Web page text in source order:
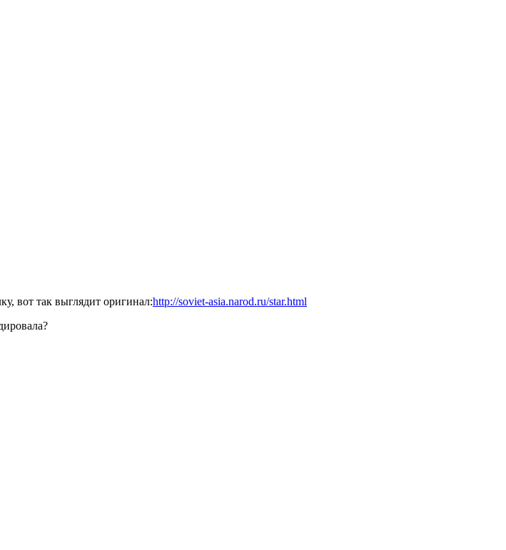
вот так выглядит оригинал:http://soviet-asia.narod.ru/star.html